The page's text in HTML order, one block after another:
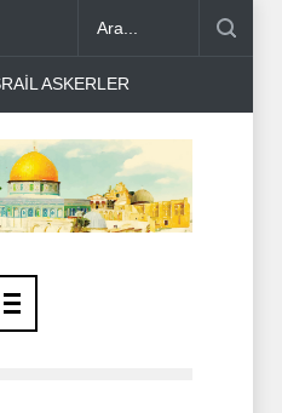
YEMEN ARAMCO'YU VURDU ..